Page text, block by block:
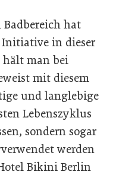
Badbereich hat
in dieser
hält man bei
mit diesem
und langlebige
Lebenszyklus
sondern sogar
werden
Bikini Berlin